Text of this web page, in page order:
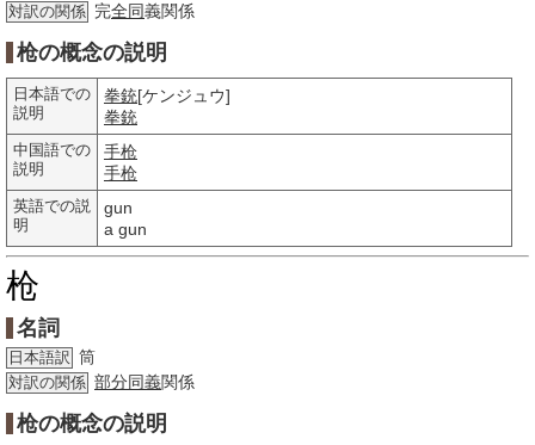
対訳の関係 完全同義関係
枪の概念の説明
日本語での
説明
拳銃[ケンジュウ]
拳銃
中国語での
説明
手枪
手枪
英語での説
明
gun
a gun
枪
名詞
日本語訳 筒
対訳の関係 部分同義関係
枪の概念の説明